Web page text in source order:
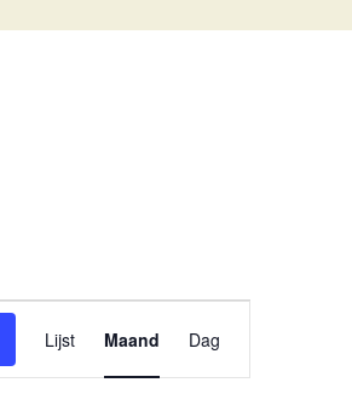
weergaven
navigatie
Lijst Maand Dag